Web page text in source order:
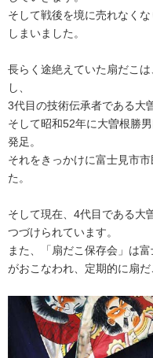
そして戦後を境に売れなく
しまいました。
長らく途絶えていた扇だこ
し、
3代目の技術伝承者である大
そして昭和52年に大曽根勝
発足。
それをきっかけに富士見市
た。
そして現在、4代目である大
つづけられています。
また、「扇だこ保存会」は
がおこなわれ、定期的に扇